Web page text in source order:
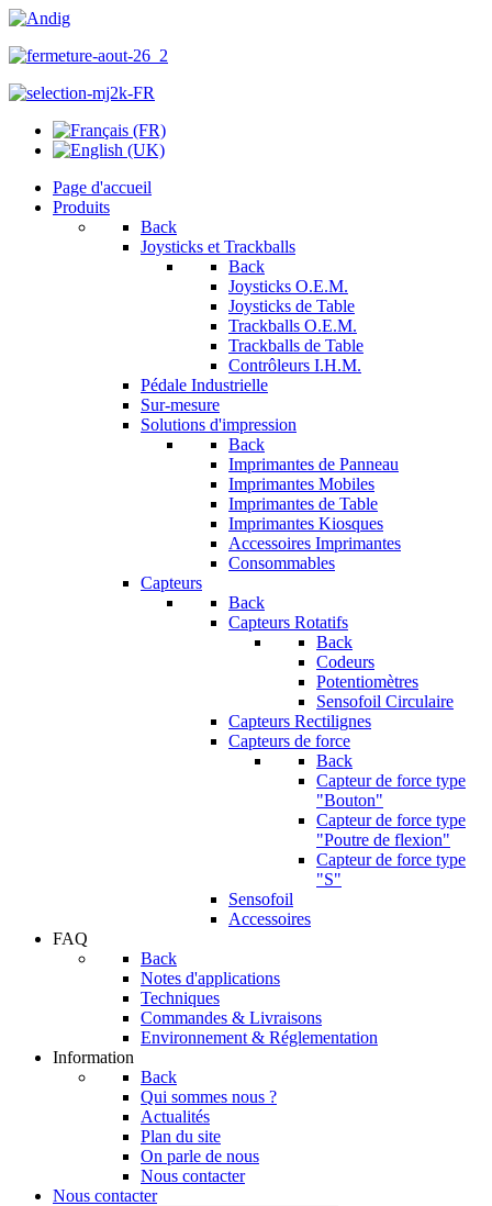
Page d'accueil
Produits
Back
Joysticks et Trackballs
Back
Joysticks O.E.M.
Joysticks de Table
Trackballs O.E.M.
Trackballs de Table
Contrôleurs I.H.M.
Pédale Industrielle
Sur-mesure
Solutions d'impression
Back
Imprimantes de Panneau
Imprimantes Mobiles
Imprimantes de Table
Imprimantes Kiosques
Accessoires Imprimantes
Consommables
Capteurs
Back
Capteurs Rotatifs
Back
Codeurs
Potentiomètres
Sensofoil Circulaire
Capteurs Rectilignes
Capteurs de force
Back
Capteur de force type
"Bouton"
Capteur de force type
"Poutre de flexion"
Capteur de force type
"S"
Sensofoil
Accessoires
FAQ
Back
Notes d'applications
Techniques
Commandes & Livraisons
Environnement & Réglementation
Information
Back
Qui sommes nous ?
Actualités
Plan du site
On parle de nous
Nous contacter
Nous contacter